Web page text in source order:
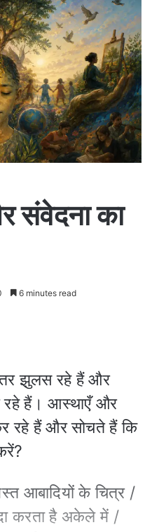
संवेदना का
6 minutes read
झुलस रहे हैं और
रहे हैं। आस्थाएँ और
रहे हैं और सोचते हैं कि
आबादियों के चित्र /
करता है अकेले में /